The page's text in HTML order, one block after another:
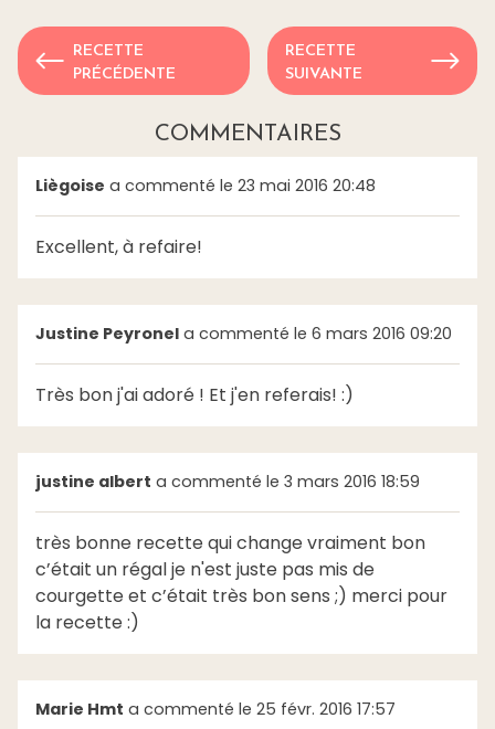
RECETTE
PRÉCÉDENTE
RECETTE
SUIVANTE
COMMENTAIRES
Liègoise a commenté le 23 mai 2016 20:48
Excellent, à refaire!
Justine Peyronel a commenté le 6 mars 2016 09:20
Très bon j'ai adoré ! Et j'en referais! :)
justine albert a commenté le 3 mars 2016 18:59
très bonne recette qui change vraiment bon
c’était un régal je n'est juste pas mis de
courgette et c’était très bon sens ;) merci pour
la recette :)
Marie Hmt a commenté le 25 févr. 2016 17:57